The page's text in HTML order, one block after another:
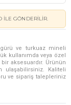
ILE GÖNDERILIR.
ve turkuaz mineli
kullanımda veya özel
aksesuardır. Ürünün
ulaşabilirsiniz. Kaliteli
ve sipariş talepleriniz